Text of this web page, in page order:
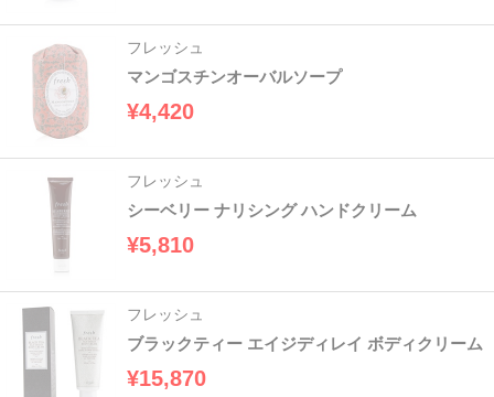
フレッシュ
マンゴスチンオーバルソープ
¥4,420
フレッシュ
シーベリー ナリシング ハンドクリーム
¥5,810
フレッシュ
ブラックティー エイジディレイ ボディクリーム
¥15,870